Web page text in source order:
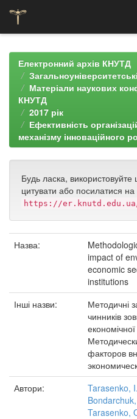
navigationЕлектронний архів КНУТД
Матеріали наукових
КНУТД
2017 рік
Ефективність
механізму інноваційного
Будь ласка,
цитувати або посилатися
https://er.knutd.edu.ua/
Назва:
impact of
economic
institutions
Інші назви:
Методичні
чинників
факторов
Автори:
Tarasenko,
Tarasenko,